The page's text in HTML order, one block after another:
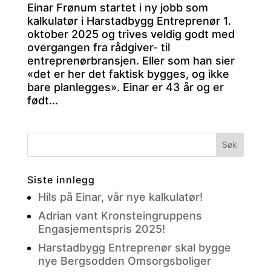
Einar Frønum startet i ny jobb som
kalkulatør i Harstadbygg Entreprenør 1.
oktober 2025 og trives veldig godt med
overgangen fra rådgiver- til
entreprenørbransjen. Eller som han sier
«det er her det faktisk bygges, og ikke
bare planlegges». Einar er 43 år og er
født...
Siste innlegg
Hils på Einar, vår nye kalkulatør!
Adrian vant Kronsteingruppens
Engasjementspris 2025!
Harstadbygg Entreprenør skal bygge
nye Bergsodden Omsorgsboliger